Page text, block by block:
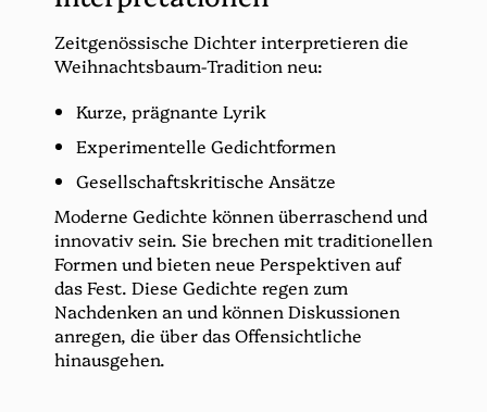
Zeitgenössische Dichter interpretieren die
Weihnachtsbaum-Tradition neu:
Kurze, prägnante Lyrik
Experimentelle Gedichtformen
Gesellschaftskritische Ansätze
Moderne Gedichte können überraschend und
innovativ sein. Sie brechen mit traditionellen
Formen und bieten neue Perspektiven auf
das Fest. Diese Gedichte regen zum
Nachdenken an und können Diskussionen
anregen, die über das Offensichtliche
hinausgehen.